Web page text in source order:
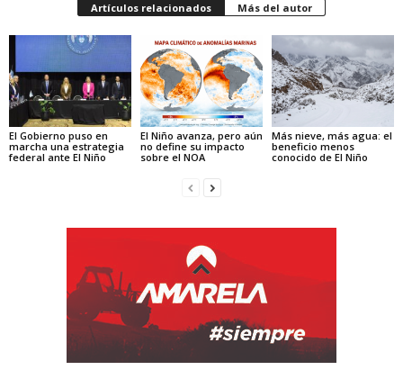
Artículos relacionados Más del autor
El Gobierno puso en
marcha una estrategia
federal ante El Niño
El Niño avanza, pero aún
no define su impacto
sobre el NOA
Más nieve, más agua: el
beneficio menos
conocido de El Niño